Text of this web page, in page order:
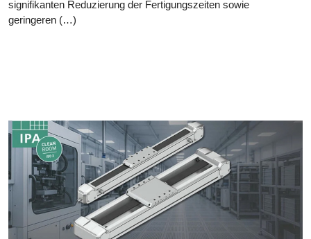
signifikanten Reduzierung der Fertigungszeiten sowie
geringeren (…)